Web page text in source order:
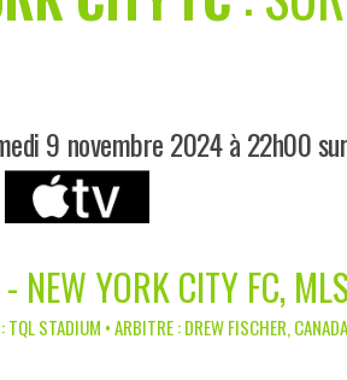
9 novembre 2024 à 22h00
NEW YORK CITY FC,
TQL STADIUM • ARBITRE : DREW FISCHER, CANADA